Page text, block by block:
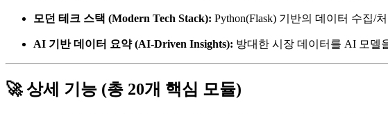
모던 테크 스택 (Modern Tech Stack): Python(Flask) 기반의 데이터 수집/
AI 기반 데이터 요약 (AI-Driven Insights): 방대한 시장 데이터를 AI 모델
🚀 상세 기능 (총 20개 핵심 모듈)